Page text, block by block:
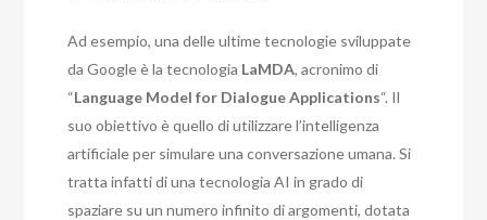
Ad esempio, una delle ultime tecnologie sviluppate
da Google è la tecnologia LaMDA, acronimo di
“Language Model for Dialogue Applications“. Il
suo obiettivo è quello di utilizzare l’intelligenza
artificiale per simulare una conversazione umana. Si
tratta infatti di una tecnologia AI in grado di
spaziare su un numero infinito di argomenti, dotata